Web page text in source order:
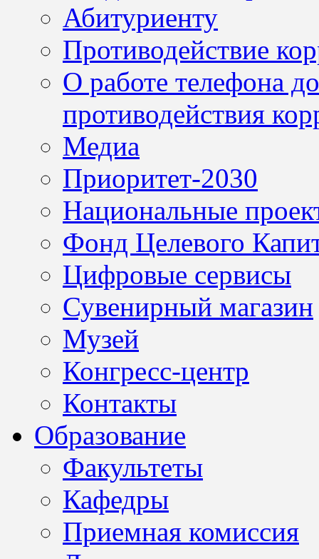
Абитуриенту
Противодействие
О работе телефона
противодействия
Медиа
Приоритет-2030
Национальные
Фонд Целевого
Цифровые сервисы
Сувенирный магазин
Музей
Конгресс-центр
Контакты
Образование
Факультеты
Кафедры
Приемная комиссия